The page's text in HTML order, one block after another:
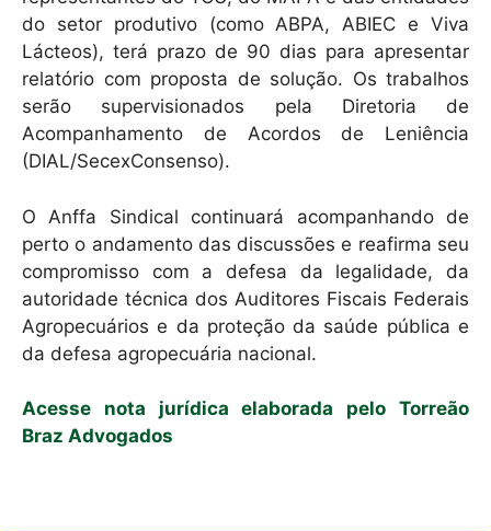
do setor produtivo (como ABPA, ABIEC e Viva
Lácteos), terá prazo de 90 dias para apresentar
relatório com proposta de solução. Os trabalhos
serão supervisionados pela Diretoria de
Acompanhamento de Acordos de Leniência
(DIAL/SecexConsenso).
O Anffa Sindical continuará acompanhando de
perto o andamento das discussões e reafirma seu
compromisso com a defesa da legalidade, da
autoridade técnica dos Auditores Fiscais Federais
Agropecuários e da proteção da saúde pública e
da defesa agropecuária nacional.
Acesse nota jurídica elaborada pelo Torreão
Braz Advogados